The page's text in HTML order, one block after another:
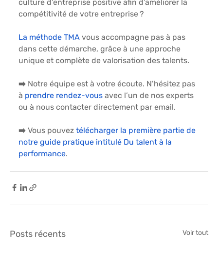
culture d’entreprise positive afin d’améliorer la
compétitivité de votre entreprise ?
La méthode TMA vous accompagne pas à pas
dans cette démarche, grâce à une approche
unique et complète de valorisation des talents.
➡️ Notre équipe est à votre écoute. N’hésitez pas
à prendre rendez-vous avec l’un de nos experts
ou à nous contacter directement par email.
➡️ Vous pouvez télécharger la première partie de
notre guide pratique intitulé Du talent à la
performance.
Posts récents Voir tout